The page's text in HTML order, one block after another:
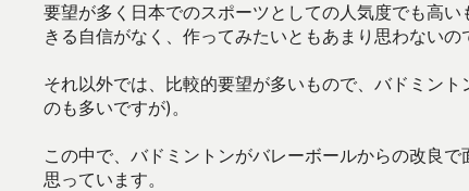
要望が多く日本でのスポーツとしての人気度でも高
きる自信がなく、作ってみたいともあまり思わない
それ以外では、比較的要望が多いもので、バドミン
のも多いですが)。
この中で、バドミントンがバレーボールからの改良
思っています。